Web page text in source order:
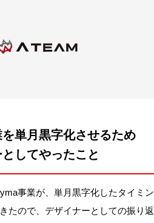
単月黒字化させるため
してやったこと
事業が、単月黒字化したタイミン
たので、デザイナーとしての振り返